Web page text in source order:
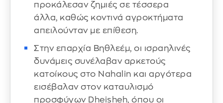
προκάλεσαν ζημιές σε τέσσερα
άλλα, καθώς κοντινά αγροκτήματα
απειλούνταν με επίθεση.
Στην επαρχία Βηθλεέμ, οι ισραηλινές
δυνάμεις συνέλαβαν αρκετούς
κατοίκους στο Nahalin και αργότερα
εισέβαλαν στον καταυλισμό
προσφύγων Dheisheh, όπου οι